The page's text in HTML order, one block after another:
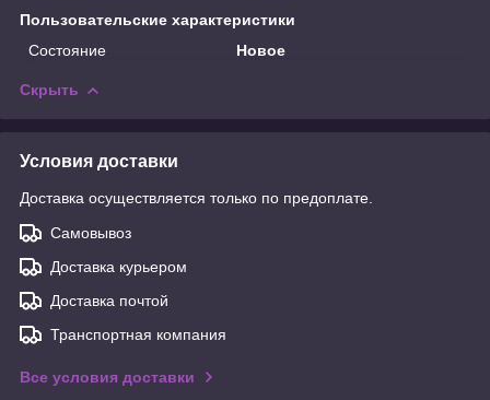
Пользовательские характеристики
Состояние
Новое
Скрыть
Условия доставки
Доставка осуществляется только по предоплате.
Самовывоз
Доставка курьером
Доставка почтой
Транспортная компания
Все условия доставки